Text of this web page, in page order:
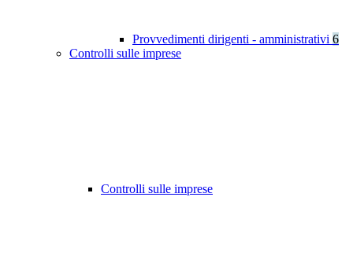
Provvedimenti dirigenti - amministrativi 6
Controlli sulle imprese
Controlli sulle imprese